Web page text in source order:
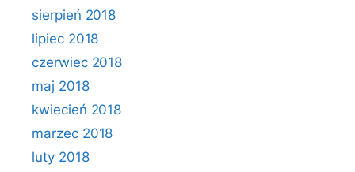
sierpień 2018
lipiec 2018
czerwiec 2018
maj 2018
kwiecień 2018
marzec 2018
luty 2018